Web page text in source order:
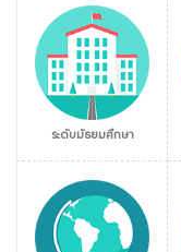
ระดับมัธยมศึกษา